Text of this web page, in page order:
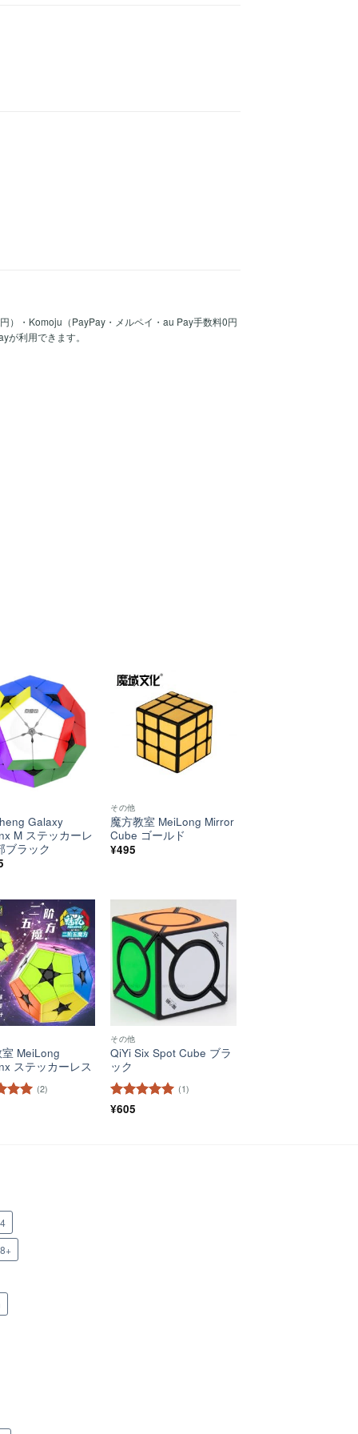
）・Komoju（PayPay・メルペイ・au Pay手数料0円
利用できます。
ほし
い！
Galaxy
M ステッカーレ
ブラック
ほし
い！
その他
魔方教室 MeiLong Mirror
Cube ゴールド
¥495
ほし
い！
MeiLong
ステッカーレス
(2)
ほし
い！
その他
QiYi Six Spot Cube ブラ
ック
5段階中
(1)
¥605